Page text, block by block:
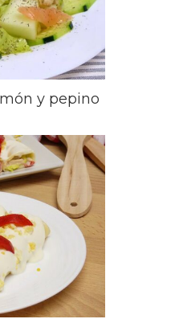
y pepino